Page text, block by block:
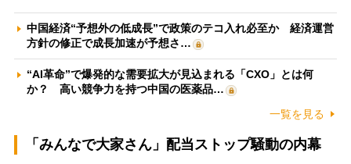
中国経済“予想外の低成長”で政策のテコ入れ必至か 経済運営
方針の修正で成長加速が予想さ…
“AI革命”で爆発的な需要拡大が見込まれる「CXO」とは何
か？ 高い競争力を持つ中国の医薬品…
一覧を見る
「みんなで大家さん」配当ストップ騒動の内幕